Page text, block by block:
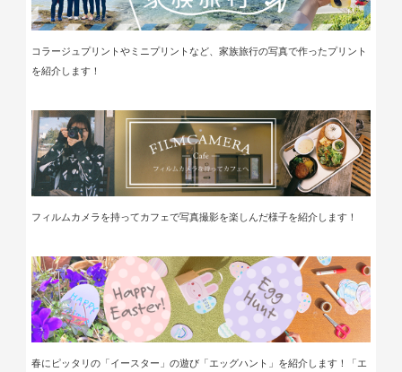
コラージュプリントやミニプリントなど、家族旅行の写真で作ったプリント
を紹介します！
フィルムカメラを持ってカフェで写真撮影を楽しんだ様子を紹介します！
春にピッタリの「イースター」の遊び「エッグハント」を紹介します！「エ